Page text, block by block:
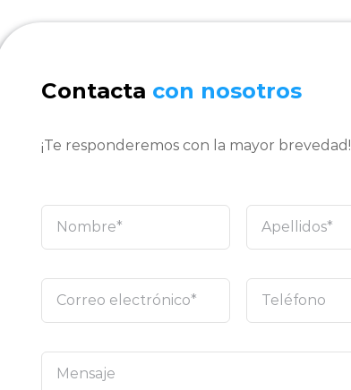
Contacta con nosotros
¡Te responderemos con la mayor brevedad!